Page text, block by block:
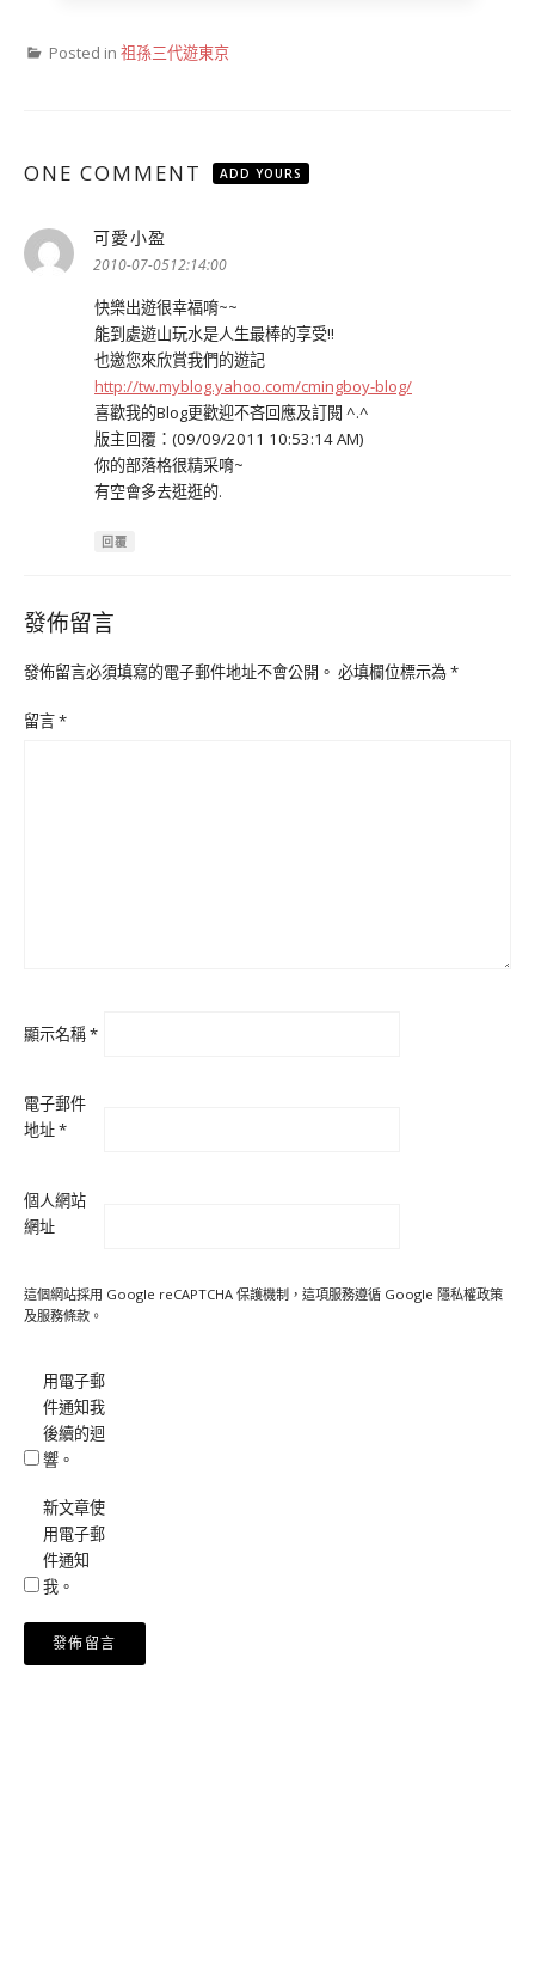
Posted in 祖孫三代遊東京
ONE COMMENT ADD YOURS
可愛小盈
示:
2010-07-0512:14:00
快樂出遊很幸福唷~~
能到處遊山玩水是人生最棒的享受!!
也邀您來欣賞我們的遊記
http://tw.myblog.yahoo.com/cmingboy-blog/
喜歡我的Blog更歡迎不吝回應及訂閱 ^.^
版主回覆：(09/09/2011 10:53:14 AM)
你的部落格很精采唷~
有空會多去逛逛的.
回覆
發佈留言
發佈留言必須填寫的電子郵件地址不會公開。 必填欄位標示為*
留言*
顯示名稱*
電子郵件
地址*
個人網站
網址
這個網站採用 Google reCAPTCHA 保護機制，這項服務遵循 Google 隱私權政策
及服務條款 。
用電子郵
件通知我
後續的迴
響。
新文章使
用電子郵
件通知
我。